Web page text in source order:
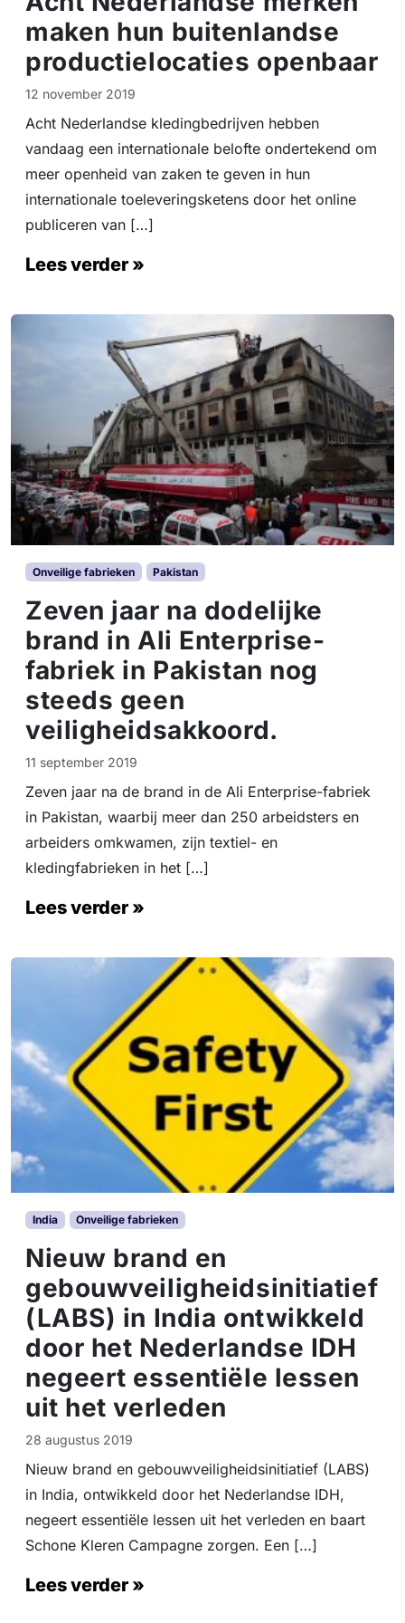
maken hun buitenlandse
productielocaties openbaar
12 november 2019
Acht Nederlandse kledingbedrijven hebben
vandaag een internationale belofte ondertekend om
meer openheid van zaken te geven in hun
internationale toeleveringsketens door het online
publiceren van […]
Lees verder »
Onveilige fabrieken Pakistan
Zeven jaar na dodelijke
brand in Ali Enterprise-
fabriek in Pakistan nog
steeds geen
veiligheidsakkoord.
11 september 2019
Zeven jaar na de brand in de Ali Enterprise-fabriek
in Pakistan, waarbij meer dan 250 arbeidsters en
arbeiders omkwamen, zijn textiel- en
kledingfabrieken in het […]
Lees verder »
India Onveilige fabrieken
Nieuw brand en
gebouwveiligheidsinitiatief
(LABS) in India ontwikkeld
door het Nederlandse IDH
negeert essentiële lessen
uit het verleden
28 augustus 2019
Nieuw brand en gebouwveiligheidsinitiatief (LABS)
in India, ontwikkeld door het Nederlandse IDH,
negeert essentiële lessen uit het verleden en baart
Schone Kleren Campagne zorgen. Een […]
Lees verder »